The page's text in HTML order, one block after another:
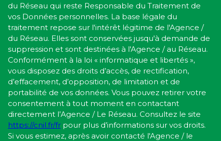
du Réseau qui reste Responsable du Traitement de
vos Données personnelles. La base légale du
traitement repose sur l'intérêt légitime de l'Agence /
du Réseau. Elles sont conservées jusqu'à demande de
suppression et sont destinées à l'Agence / au Réseau.
Conformément à la loi « informatique et libertés »,
vous disposez des droits d’accès, de rectification,
d’effacement, d’opposition, de limitation et de
portabilité de vos données. Vous pouvez retirer votre
consentement à tout moment en contactant
directement l’Agence / Le Réseau. Consultez le site
https://cnil.fr/fr pour plus d’informations sur vos droits.
Si vous estimez, après avoir contacté l'Agence / le